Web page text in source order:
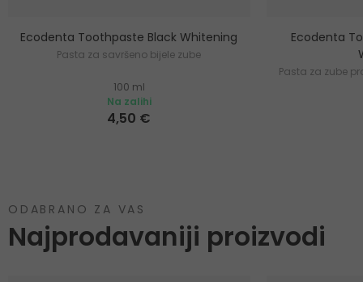
Ecodenta Toothpaste Black Whitening
Pasta za savršeno bijele zube
100 ml
Na zalihi
4,50 €
Ecodenta
Pasta za zube
ODABRANO ZA VAS
Najprodavaniji proizvodi